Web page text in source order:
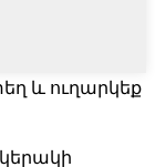
և ուղարկեք